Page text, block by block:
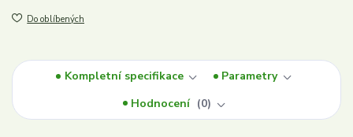
Do oblíbených
Kompletní specifikace
Parametry
Hodnocení
0